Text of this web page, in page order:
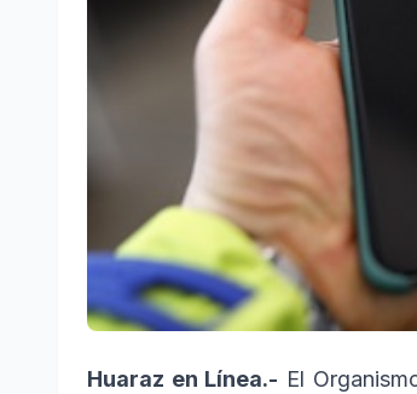
Huaraz en Línea.- El